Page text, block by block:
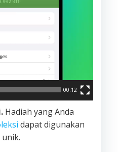
00:12
Hadiah yang Anda
dapat digunakan
unik.